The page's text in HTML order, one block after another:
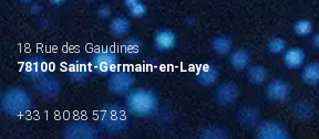
18 Rue des Gaudines
78100 Saint-Germain-en-Laye
+33 1 80 88 57 83